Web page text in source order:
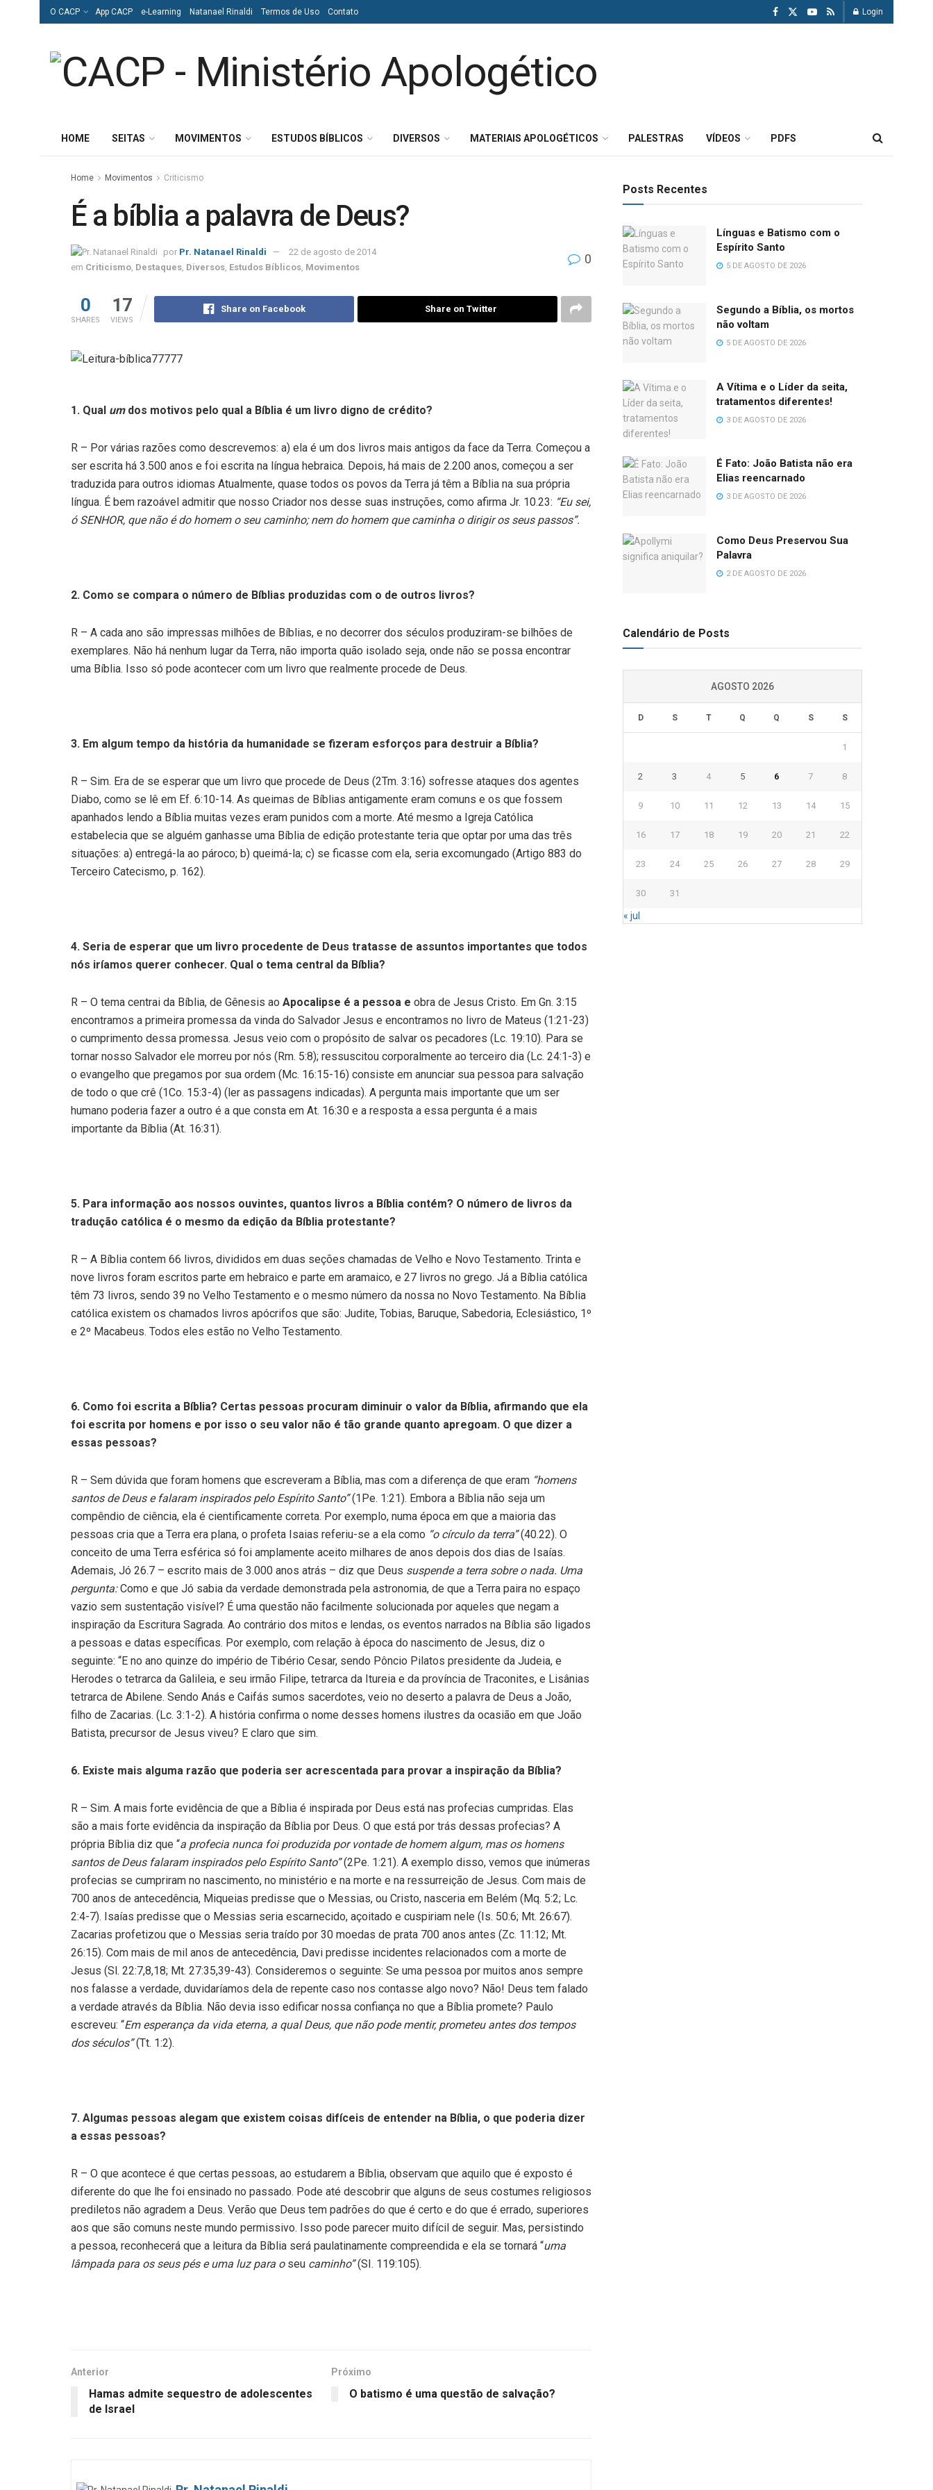
O CACP App CACP e-Learning Natanael Rinaldi Termos de Uso Contato Login
HOME SEITAS MOVIMENTOS ESTUDOS BÍBLICOS DIVERSOS MATERIAIS APOLOGÉTICOS PALESTRAS VÍDEOS PDFS
Home Movimentos Criticismo
É a bíblia a palavra de Deus?
por Pr. Natanael Rinaldi
22 de agosto de 2014
em Criticismo, Destaques, Diversos, Estudos Bíblicos, Movimentos
0
0
SHARES
17
VIEWS
Share on Facebook Share on Twitter
1. Qual um dos motivos pelo qual a Bíblia é um livro digno de crédito?
R – Por várias razões como descrevemos: a) ela é um dos livros mais antigos da face da Terra. Começou a
ser escrita há 3.500 anos e foi escrita na língua hebraica. Depois, há mais de 2.200 anos, começou a ser
traduzida para outros idiomas Atualmente, quase todos os povos da Terra já têm a Bíblia na sua própria
língua. É bem razoável admitir que nosso Criador nos desse suas instruções, como afirma Jr. 10.23: “Eu sei,
ó SENHOR, que não é do homem o seu caminho; nem do homem que caminha o dirigir os seus passos”.
2. Como se compara o número de Bíblias produzidas com o de outros livros?
R – A cada ano são impressas milhões de Bíblias, e no decorrer dos séculos produziram-se bilhões de
exemplares. Não há nenhum lugar da Terra, não importa quão isolado seja, onde não se possa encontrar
uma Bíblia. Isso só pode acontecer com um livro que realmente procede de Deus.
3. Em algum tempo da história da humanidade se fizeram esforços para destruir a Bíblia?
R – Sim. Era de se esperar que um livro que procede de Deus (2Tm. 3:16) sofresse ataques dos agentes
Diabo, como se lê em Ef. 6:10-14. As queimas de Bíblias antigamente eram comuns e os que fossem
apanhados lendo a Bíblia muitas vezes eram punidos com a morte. Até mesmo a Igreja Católica
estabelecia que se alguém ganhasse uma Bíblia de edição protestante teria que optar por uma das três
situações: a) entregá-la ao pároco; b) queimá-la; c) se ficasse com ela, seria excomungado (Artigo 883 do
Terceiro Catecismo, p. 162).
4. Seria de esperar que um livro procedente de Deus tratasse de assuntos importantes que todos
nós iríamos querer conhecer. Qual o tema central da Bíblia?
R – O tema centrai da Bíblia, de Gênesis ao Apocalipse é a pessoa e obra de Jesus Cristo. Em Gn. 3:15
encontramos a primeira promessa da vinda do Salvador Jesus e encontramos no livro de Mateus (1:21-23)
o cumprimento dessa promessa. Jesus veio com o propósito de salvar os pecadores (Lc. 19:10). Para se
tornar nosso Salvador ele morreu por nós (Rm. 5:8); ressuscitou corporalmente ao terceiro dia (Lc. 24:1-3) e
o evangelho que pregamos por sua ordem (Mc. 16:15-16) consiste em anunciar sua pessoa para salvação
de todo o que crê (1Co. 15:3-4) (ler as passagens indicadas). A pergunta mais importante que um ser
humano poderia fazer a outro é a que consta em At. 16:30 e a resposta a essa pergunta é a mais
importante da Bíblia (At. 16:31).
5. Para informação aos nossos ouvintes, quantos livros a Bíblia contém? O número de livros da
tradução católica é o mesmo da edição da Bíblia protestante?
R – A Bíblia contem 66 livros, divididos em duas seções chamadas de Velho e Novo Testamento. Trinta e
nove livros foram escritos parte em hebraico e parte em aramaico, e 27 livros no grego. Já a Bíblia católica
têm 73 livros, sendo 39 no Velho Testamento e o mesmo número da nossa no Novo Testamento. Na Bíblia
católica existem os chamados livros apócrifos que são: Judite, Tobias, Baruque, Sabedoria, Eclesiástico, 1º
e 2º Macabeus. Todos eles estão no Velho Testamento.
6. Como foi escrita a Bíblia? Certas pessoas procuram diminuir o valor da Bíblia, afirmando que ela
foi escrita por homens e por isso o seu valor não é tão grande quanto apregoam. O que dizer a
essas pessoas?
R – Sem dúvida que foram homens que escreveram a Bíblia, mas com a diferença de que eram “homens
santos de Deus e falaram inspirados pelo Espírito Santo”(1Pe. 1:21). Embora a Bíblia não seja um
compêndio de ciência, ela é cientificamente correta. Por exemplo, numa época em que a maioria das
pessoas cria que a Terra era plana, o profeta Isaias referiu-se a ela como “o círculo da terra”(40.22). O
conceito de uma Terra esférica só foi amplamente aceito milhares de anos depois dos dias de Isaías.
Ademais, Jó 26.7 – escrito mais de 3.000 anos atrás – diz que Deus suspende a terra sobre o nada. Uma
pergunta:Como e que Jó sabia da verdade demonstrada pela astronomia, de que a Terra paira no espaço
vazio sem sustentação visível? É uma questão não facilmente solucionada por aqueles que negam a
inspiração da Escritura Sagrada. Ao contrário dos mitos e lendas, os eventos narrados na Bíblia são ligados
a pessoas e datas específicas. Por exemplo, com relação à época do nascimento de Jesus, diz o
seguinte: “E no ano quinze do império de Tibério Cesar, sendo Pôncio Pilatos presidente da Judeia, e
Herodes o tetrarca da Galileia, e seu irmão Filipe, tetrarca da Itureia e da província de Traconites, e Lisânias
tetrarca de Abilene. Sendo Anás e Caifás sumos sacerdotes, veio no deserto a palavra de Deus a João,
filho de Zacarias. (Lc. 3:1-2). A história confirma o nome desses homens ilustres da ocasião em que João
Batista, precursor de Jesus viveu? E claro que sim.
6. Existe mais alguma razão que poderia ser acrescentada para provar a inspiração da Bíblia?
R – Sim. A mais forte evidência de que a Bíblia é inspirada por Deus está nas profecias cumpridas. Elas
são a mais forte evidência da inspiração da Bíblia por Deus. O que está por trás dessas profecias? A
própria Bíblia diz que “a profecia nunca foi produzida por vontade de homem algum, mas os homens
santos de Deus falaram inspirados pelo Espírito Santo”(2Pe. 1:21). A exemplo disso, vemos que inúmeras
profecias se cumpriram no nascimento, no ministério e na morte e na ressurreição de Jesus. Com mais de
700 anos de antecedência, Miqueias predisse que o Messias, ou Cristo, nasceria em Belém (Mq. 5:2; Lc.
2:4-7). Isaías predisse que o Messias seria escarnecido, açoitado e cuspiriam nele (Is. 50:6; Mt. 26:67).
Zacarias profetizou que o Messias seria traído por 30 moedas de prata 700 anos antes (Zc. 11:12; Mt.
26:15). Com mais de mil anos de antecedência, Davi predisse incidentes relacionados com a morte de
Jesus (Sl. 22:7,8,18; Mt. 27:35,39-43). Consideremos o seguinte: Se uma pessoa por muitos anos sempre
nos falasse a verdade, duvidaríamos dela de repente caso nos contasse algo novo? Não! Deus tem falado
a verdade através da Bíblia. Não devia isso edificar nossa confiança no que a Bíblia promete? Paulo
escreveu: “Em esperança da vida eterna, a qual Deus, que não pode mentir, prometeu antes dos tempos
dos séculos”(Tt. 1:2).
7. Algumas pessoas alegam que existem coisas difíceis de entender na Bíblia, o que poderia dizer
a essas pessoas?
R – O que acontece é que certas pessoas, ao estudarem a Bíblia, observam que aquilo que é exposto é
diferente do que lhe foi ensinado no passado. Pode até descobrir que alguns de seus costumes religiosos
prediletos não agradem a Deus. Verão que Deus tem padrões do que é certo e do que é errado, superiores
aos que são comuns neste mundo permissivo. Isso pode parecer muito difícil de seguir. Mas, persistindo
a pessoa, reconhecerá que a leitura da Bíblia será paulatinamente compreendida e ela se tornará “uma
lâmpada para os seus pés e uma luz para o seu caminho”(SI. 119:105).
Anterior
Hamas admite sequestro de adolescentes
de Israel
Próximo
O batismo é uma questão de salvação?
Posts Recentes
Línguas e Batismo com o
Espírito Santo
5 DE AGOSTO DE 2026
Segundo a Bíblia, os mortos
não voltam
5 DE AGOSTO DE 2026
A Vítima e o Líder da seita,
tratamentos diferentes!
3 DE AGOSTO DE 2026
É Fato: João Batista não era
Elias reencarnado
3 DE AGOSTO DE 2026
Como Deus Preservou Sua
Palavra
2 DE AGOSTO DE 2026
Calendário de Posts
AGOSTO 2026
D S T Q Q S S
1
2 3 4 5 6 7 8
9 10 11 12 13 14 15
16 17 18 19 20 21 22
23 24 25 26 27 28 29
30 31
« jul